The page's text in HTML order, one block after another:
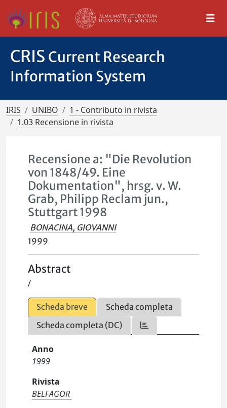
CRIS Current Research
Information System
IRIS UNIBO
1 - Contributo in rivista
1.03 Recensione in rivista
Recensione a: "Die Revolution
von 1848/49. Eine
Dokumentation", hrsg. v. W.
Grab, Philipp Reclam jun.,
Stuttgart 1998
BONACINA, GIOVANNI
1999
Abstract
/
Scheda breve
Scheda completa
Scheda completa (DC)
Anno
1999
Rivista
BELFAGOR